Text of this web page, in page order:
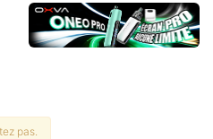
pas.